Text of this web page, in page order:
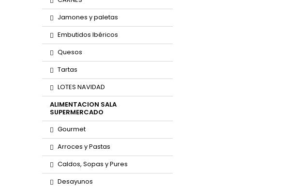
Jamones y paletas
Embutidos Ibéricos
Quesos
Tartas
LOTES NAVIDAD
ALIMENTACION SALA
SUPERMERCADO
Gourmet
Arroces y Pastas
Caldos, Sopas y Pures
Desayunos